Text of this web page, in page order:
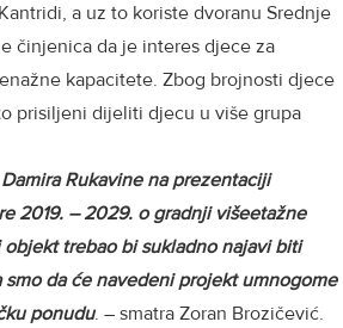
a uz to koriste dvoranu Srednje
činjenica da je interes djece za
kapacitete. Zbog brojnosti djece
prisiljeni dijeliti djecu u više grupa
Rukavine na prezentaciji
2019. – 2029. o gradnji višeetažne
trebao bi sukladno najavi biti
smo da će navedeni projekt umnogome
ponudu. – smatra Zoran Brozičević.